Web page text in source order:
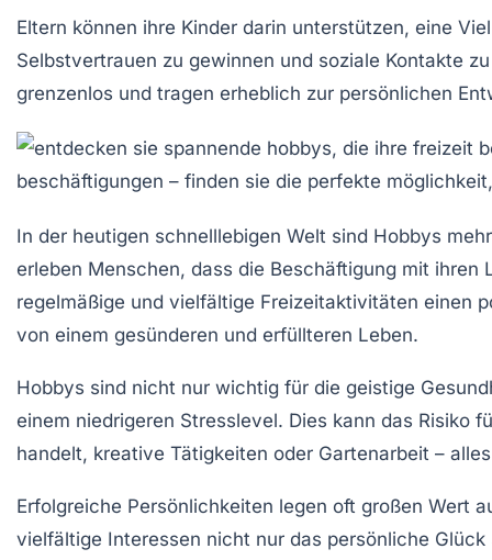
Eltern können ihre Kinder darin unterstützen, eine
Selbstvertrauen zu gewinnen und soziale Kontakte
grenzenlos und tragen erheblich zur persönlichen
In der heutigen schnelllebigen Welt sind Hobbys
erleben Menschen, dass die Beschäftigung mit ihren
regelmäßige und vielfältige Freizeitaktivitäten einen
von einem gesünderen und erfüllteren Leben.
Hobbys sind nicht nur wichtig für die geistige
einem niedrigeren Stresslevel. Dies kann das Risiko
handelt, kreative Tätigkeiten oder Gartenarbeit –
Erfolgreiche Persönlichkeiten legen oft großen Wert
vielfältige Interessen nicht nur das persönliche